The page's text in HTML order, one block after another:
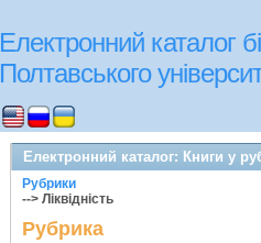
Електронний каталог
Полтавського
Електронний каталог: Книги у
Рубрики
--> Ліквідність
Рубрика